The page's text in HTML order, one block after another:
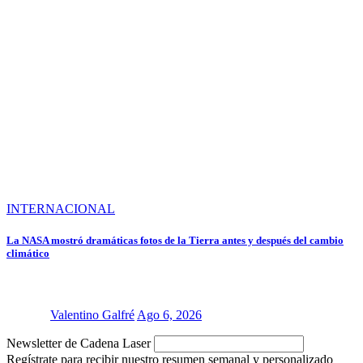
INTERNACIONAL
La NASA mostró dramáticas fotos de la Tierra antes y después del cambio
climático
Valentino Galfré Ago 6, 2026
nombre
de
Newsletter de Cadena Laser
Regístrate para recibir nuestro resumen semanal y personalizado